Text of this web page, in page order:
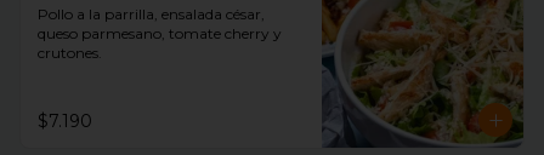
Pollo a la parrilla, ensalada césar,
queso parmesano, tomate cherry y
crutones.
$7.190